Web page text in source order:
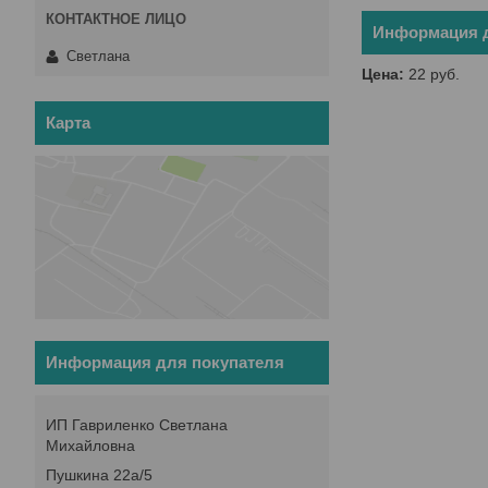
Информация
Цена: 22 руб.
Светлана
Карта
Информация для покупателя
ИП Гавриленко Светлана
Михайловна
Пушкина 22а/5